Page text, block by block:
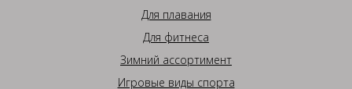
Для плавания
Для фитнеса
Зимний ассортимент
Игровые виды спорта